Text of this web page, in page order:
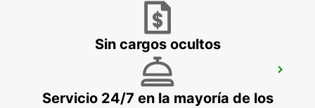
Sin cargos ocultos
Servicio 24/7 en la mayoría de los